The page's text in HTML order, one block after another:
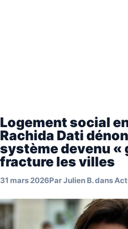
Logement social
Rachida Dati
système devenu «
fracture les villes
31 mars 2026ParJulien B.dans